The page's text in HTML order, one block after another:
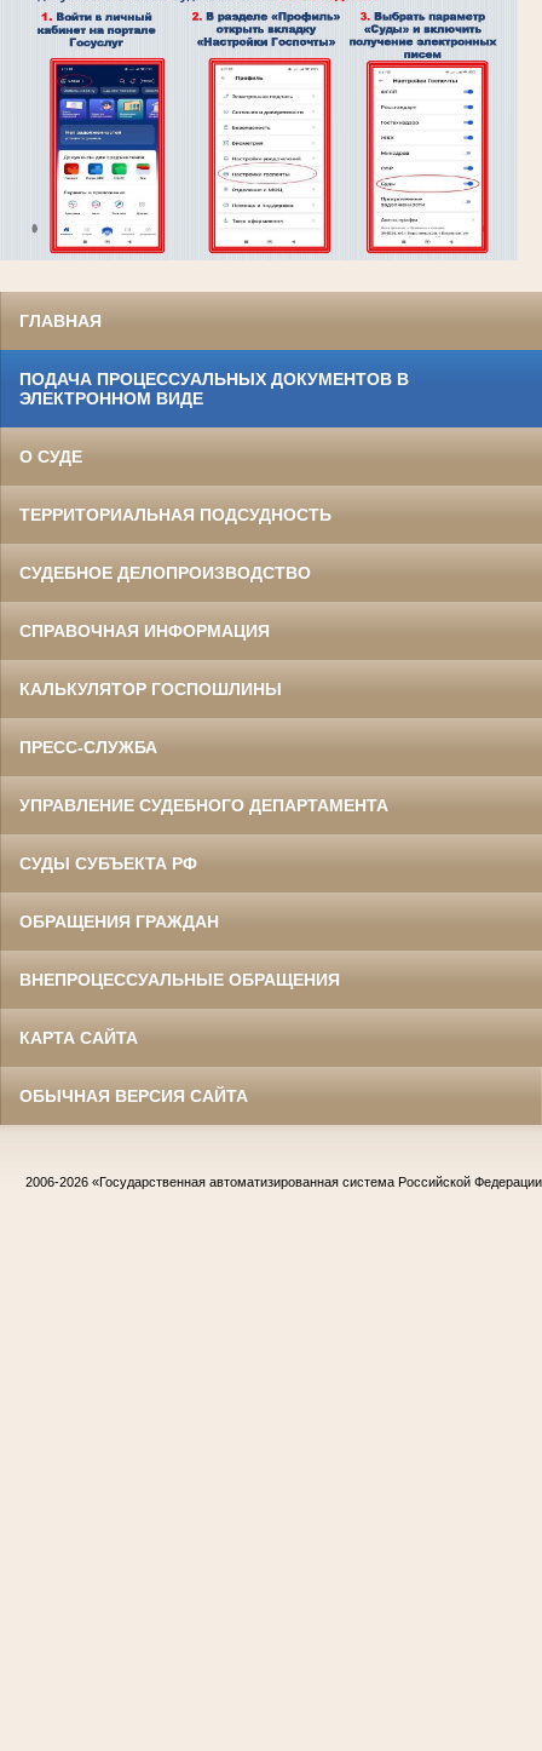
ГЛАВНАЯ
ПОДАЧА ПРОЦЕССУАЛЬНЫХ ДОКУМЕНТОВ В
ЭЛЕКТРОННОМ ВИДЕ
О СУДЕ
ТЕРРИТОРИАЛЬНАЯ ПОДСУДНОСТЬ
СУДЕБНОЕ ДЕЛОПРОИЗВОДСТВО
СПРАВОЧНАЯ ИНФОРМАЦИЯ
КАЛЬКУЛЯТОР ГОСПОШЛИНЫ
ПРЕСС-СЛУЖБА
УПРАВЛЕНИЕ СУДЕБНОГО ДЕПАРТАМЕНТА
СУДЫ СУБЪЕКТА РФ
ОБРАЩЕНИЯ ГРАЖДАН
ВНЕПРОЦЕССУАЛЬНЫЕ ОБРАЩЕНИЯ
КАРТА САЙТА
ОБЫЧНАЯ ВЕРСИЯ САЙТА
2006-2026 «Государственная автоматизированная система Российской